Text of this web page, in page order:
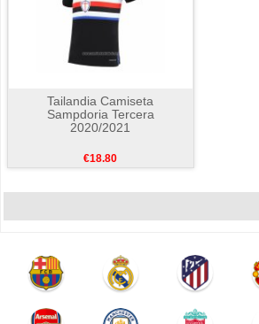
Tailandia Camiseta
Sampdoria Tercera
2020/2021
€18.80